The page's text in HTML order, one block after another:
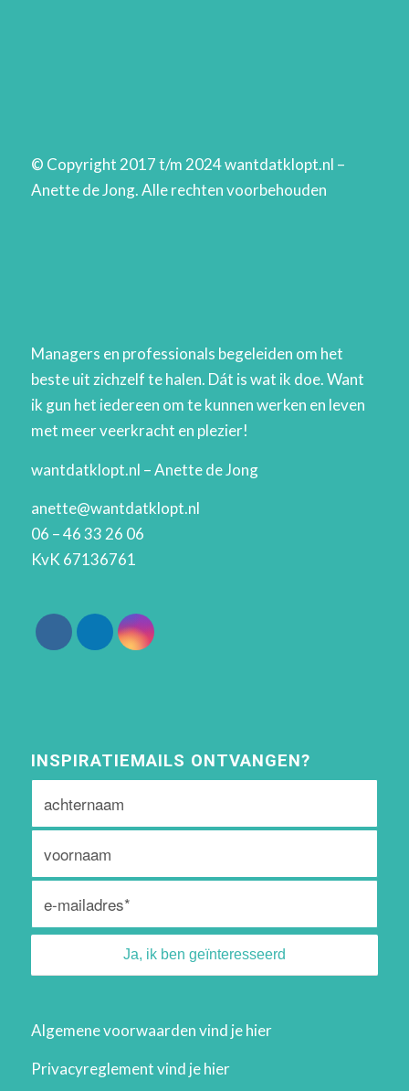
© Copyright 2017 t/m 2024 wantdatklopt.nl –
Anette de Jong. Alle rechten voorbehouden
Managers en professionals begeleiden om het
beste uit zichzelf te halen. Dát is wat ik doe. Want
ik gun het iedereen om te kunnen werken en leven
met meer veerkracht en plezier!
wantdatklopt.nl – Anette de Jong
anette@wantdatklopt.nl
06 – 46 33 26 06
KvK 67136761
INSPIRATIEMAILS ONTVANGEN?
Algemene voorwaarden vind jehier
Privacyreglement vind jehier